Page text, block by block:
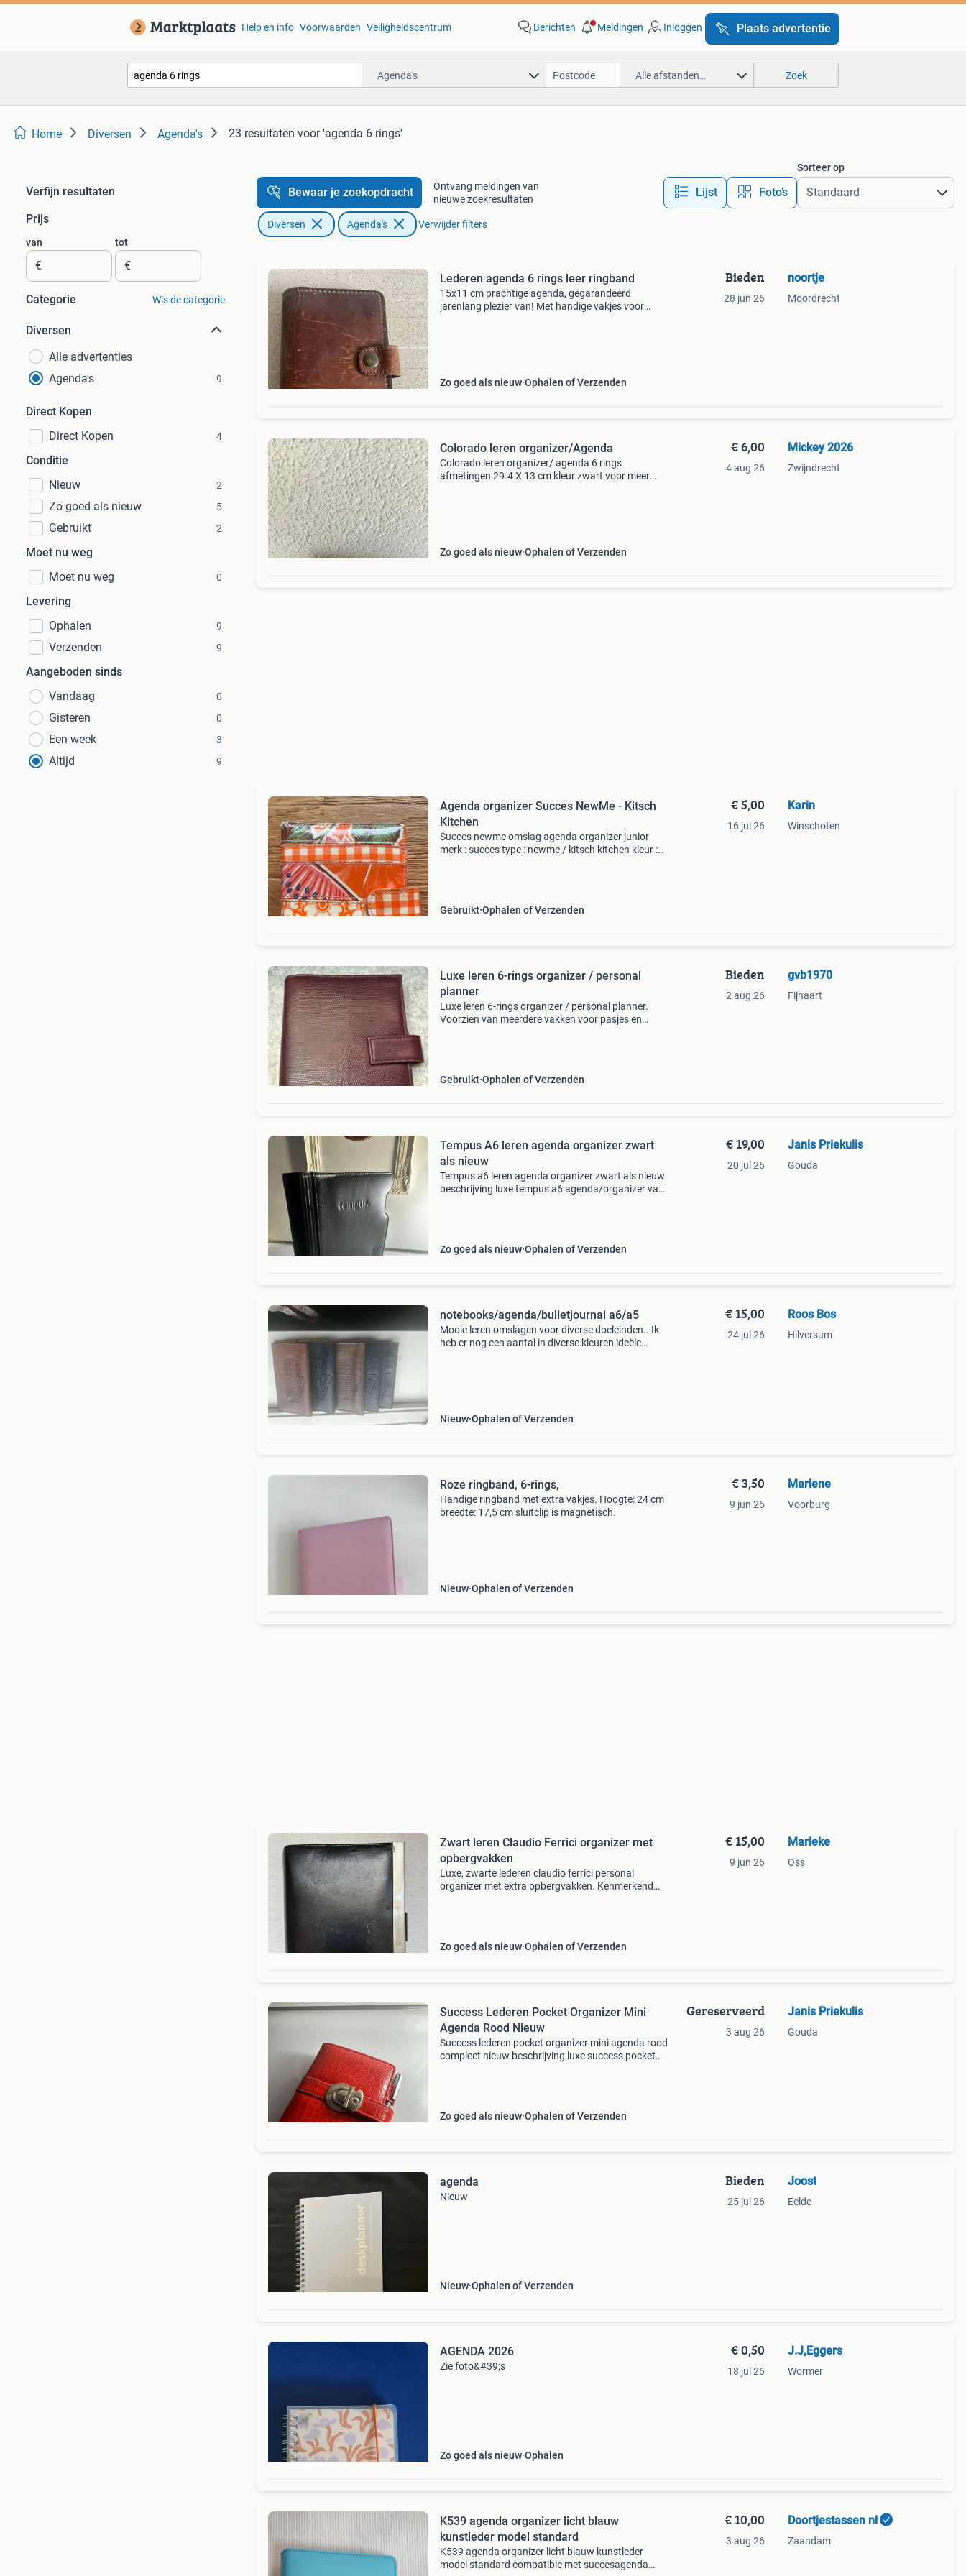
Help en info Voorwaarden Veiligheidscentrum Berichten Meldingen Inloggen Plaats advertentie
Agenda's Alle afstanden… Zoek
Home Diversen Agenda's 23 resultaten voor 'agenda 6 rings'
Verfijn resultaten
Prijs
van
€
tot
€
Categorie Wis de categorie
Diversen
Alle advertenties
Agenda's
9
Direct Kopen
Direct Kopen
4
Conditie
Nieuw
2
Zo goed als nieuw 5
Gebruikt 2
Moet nu weg
Moet nu weg
0
Levering
Ophalen
9
Verzenden 9
Aangeboden sinds
Vandaag
0
Gisteren 0
Een week 3
Altijd 9
Bewaar je zoekopdracht
Ontvang meldingen van
nieuwe zoekresultaten
Lijst Foto’s
Sorteer op
Diversen Agenda's Verwijder filters
Lederen agenda 6 rings leer ringband
15x11 cm prachtige agenda, gegarandeerd
jarenlang plezier van! Met handige vakjes voor
Zo goed als nieuw Ophalen of Verzenden
Bieden
28 jun 26
noortje
Moordrecht
Colorado leren organizer/Agenda
Colorado leren organizer/ agenda 6 rings
afmetingen 29.4 X 13 cm kleur zwart voor meer
Zo goed als nieuw Ophalen of Verzenden
€ 6,00
4 aug 26
Mickey 2026
Zwijndrecht
Agenda organizer Succes NewMe - Kitsch
Kitchen
Succes newme omslag agenda organizer junior
merk : succes type : newme / kitsch kitchen kleur :
Gebruikt Ophalen of Verzenden
€ 5,00
16 jul 26
Karin
Winschoten
Luxe leren 6-rings organizer / personal
planner
Luxe leren 6-rings organizer / personal planner.
Voorzien van meerdere vakken voor pasjes en
Gebruikt Ophalen of Verzenden
Bieden
2 aug 26
gvb1970
Fijnaart
Tempus A6 leren agenda organizer zwart
als nieuw
Tempus a6 leren agenda organizer zwart als nieuw
beschrijving luxe tempus a6 agenda/organizer van
Zo goed als nieuw Ophalen of Verzenden
€ 19,00
20 jul 26
Janis Priekulis
Gouda
notebooks/agenda/bulletjournal a6/a5
Mooie leren omslagen voor diverse doeleinden.. Ik
heb er nog een aantal in diverse kleuren ideële
Nieuw Ophalen of Verzenden
€ 15,00
24 jul 26
Roos Bos
Hilversum
Roze ringband, 6-rings,
Handige ringband met extra vakjes. Hoogte: 24 cm
breedte: 17,5 cm sluitclip is magnetisch.
Nieuw Ophalen of Verzenden
€ 3,50
9 jun 26
Marlene
Voorburg
Zwart leren Claudio Ferrici organizer met
opbergvakken
Luxe, zwarte lederen claudio ferrici personal
organizer met extra opbergvakken. Kenmerkend
Zo goed als nieuw Ophalen of Verzenden
€ 15,00
9 jun 26
Marieke
Oss
Success Lederen Pocket Organizer Mini
Agenda Rood Nieuw
Success lederen pocket organizer mini agenda rood
compleet nieuw beschrijving luxe success pocket
Zo goed als nieuw Ophalen of Verzenden
Gereserveerd
3 aug 26
Janis Priekulis
Gouda
agenda
Nieuw
Nieuw Ophalen of Verzenden
Bieden
25 jul 26
Joost
Eelde
AGENDA 2026
Zie foto&#39;s
Zo goed als nieuw Ophalen
€ 0,50
18 jul 26
J.J,Eggers
Wormer
K539 agenda organizer licht blauw
kunstleder model standard
K539 agenda organizer licht blauw kunstleder
model standard compatible met succesagenda
€ 10,00
3 aug 26
Doortjestassen nl
Zaandam